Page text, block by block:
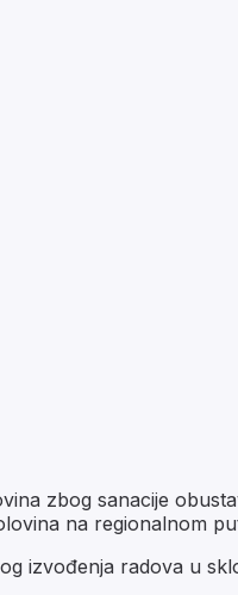
zbog sanacije
na regionalnom
izvođenja radova u